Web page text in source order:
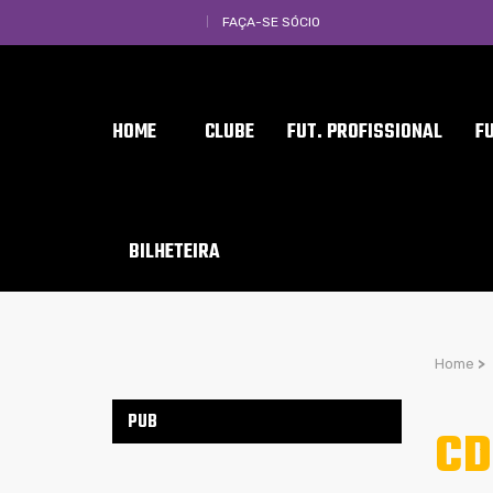
FAÇA-SE SÓCIO
HOME CLUBE FUT. PROFISSIONAL
BILHETEIRA
Home >
PUB